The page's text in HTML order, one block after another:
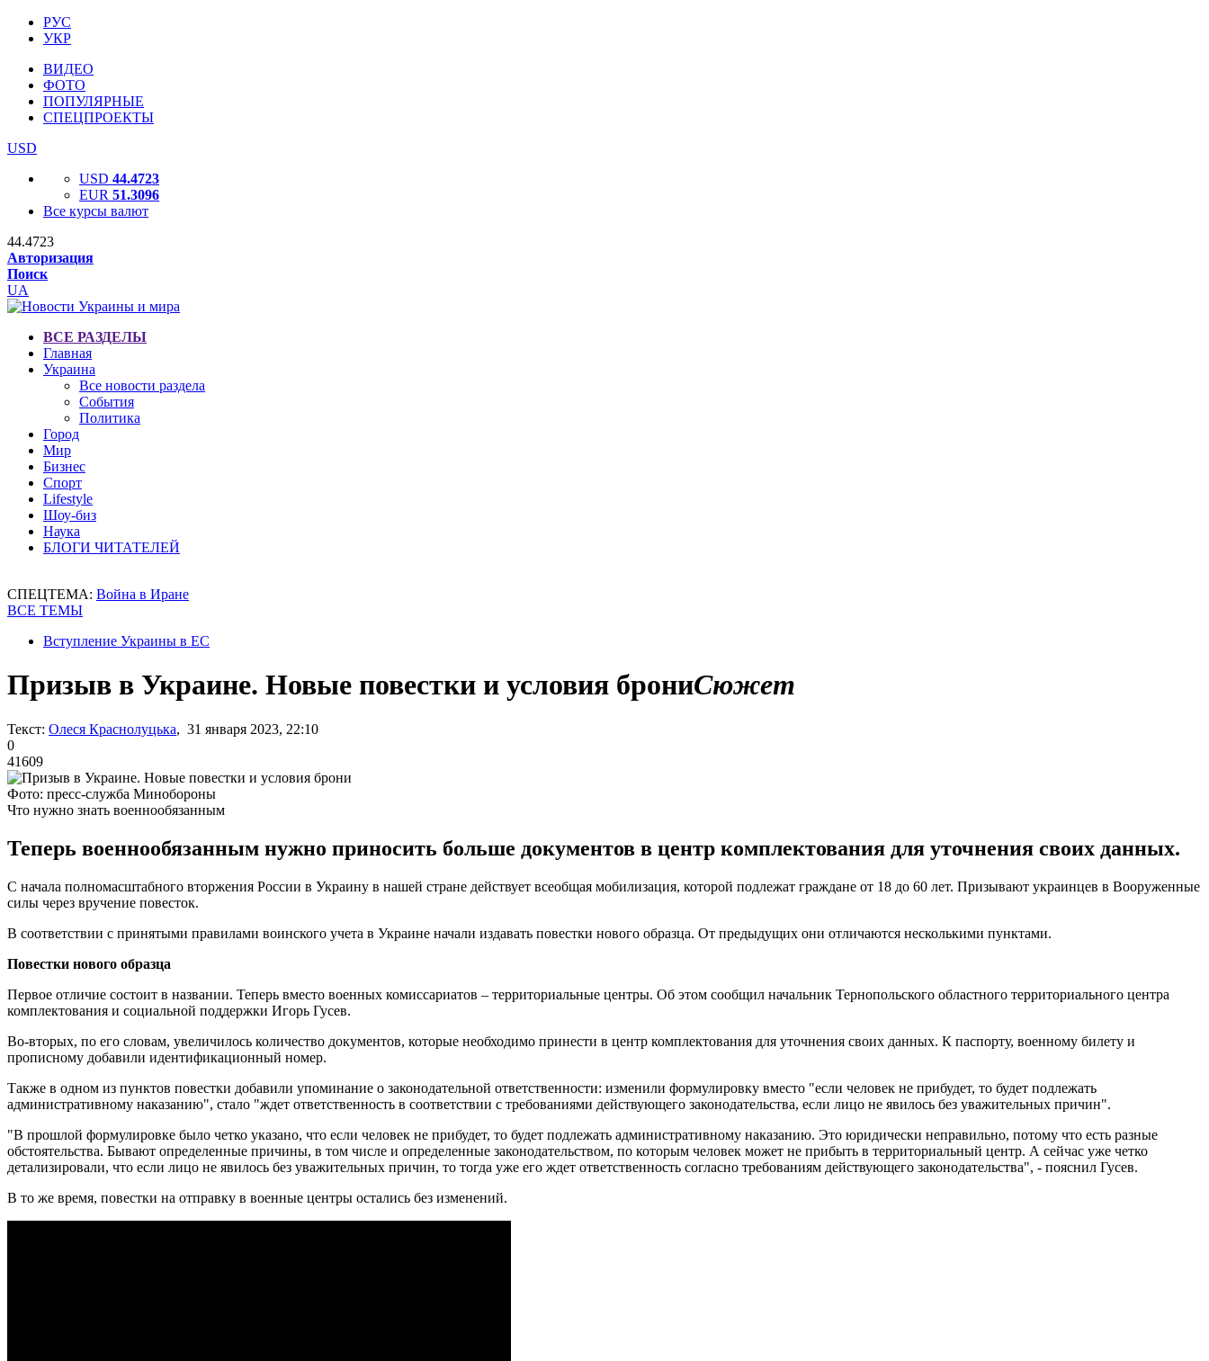
РУС
УКР
ВИДЕО
ФОТО
ПОПУЛЯРНЫЕ
СПЕЦПРОЕКТЫ
USD
USD 44.4723
EUR 51.3096
Все курсы валют
44.4723
Авторизация
Поиск
UA
ВСЕ РАЗДЕЛЫ
Главная
Украина
Все новости раздела
События
Политика
Город
Мир
Бизнес
Спорт
Lifestyle
Шоу-биз
Наука
БЛОГИ ЧИТАТЕЛЕЙ
СПЕЦТЕМА: Война в Иране
ВСЕ ТЕМЫ
Вступление Украины в ЕС
Призыв в Украине. Новые повестки и условия брониСюжет
Текст: Олеся Краснолуцька, 31 января 2023, 22:10
0
41609
Фото: пресс-служба Минобороны
Что нужно знать военнообязанным
Теперь военнообязанным нужно приносить больше документов в центр комплектования для уточнения своих данных.
С начала полномасштабного вторжения России в Украину в нашей стране действует всеобщая мобилизация, которой подлежат граждане от 18 до 60 лет. Призывают украинцев в Вооруженные
силы через вручение повесток.
В соответствии с принятыми правилами воинского учета в Украине начали издавать повестки нового образца. От предыдущих они отличаются несколькими пунктами.
Повестки нового образца
Первое отличие состоит в названии. Теперь вместо военных комиссариатов – территориальные центры. Об этом сообщил начальник Тернопольского областного территориального центра
комплектования и социальной поддержки Игорь Гусев.
Во-вторых, по его словам, увеличилось количество документов, которые необходимо принести в центр комплектования для уточнения своих данных. К паспорту, военному билету и
прописному добавили идентификационный номер.
Также в одном из пунктов повестки добавили упоминание о законодательной ответственности: изменили формулировку вместо "если человек не прибудет, то будет подлежать
административному наказанию", стало "ждет ответственность в соответствии с требованиями действующего законодательства, если лицо не явилось без уважительных причин".
"В прошлой формулировке было четко указано, что если человек не прибудет, то будет подлежать административному наказанию. Это юридически неправильно, потому что есть разные
обстоятельства. Бывают определенные причины, в том числе и определенные законодательством, по которым человек может не прибыть в территориальный центр. А сейчас уже четко
детализировали, что если лицо не явилось без уважительных причин, то тогда уже его ждет ответственность согласно требованиям действующего законодательства", - пояснил Гусев.
В то же время, повестки на отправку в военные центры остались без изменений.